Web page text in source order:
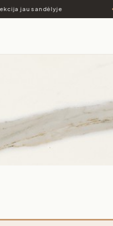
jau sandėlyje